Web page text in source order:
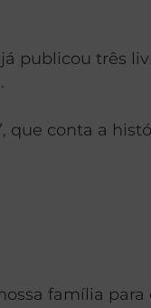
publicou três
que conta a
família para